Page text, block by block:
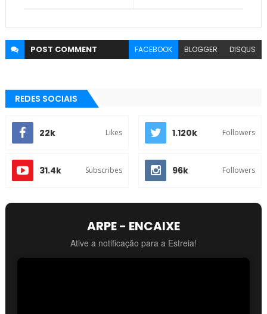
POST COMMENT FACEBOOK BLOGGER DISQUS
REDES SOCIAIS
22k Likes 1.120k Followers
31.4k Subscribes 96k Followers
ARPE - ENCAIXE
Ative a notificação para a Estreia!